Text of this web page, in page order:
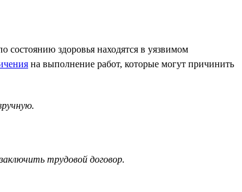
состоянию здоровья находятся в уязвимом
на выполнение работ, которые могут причинить
трудовой договор.